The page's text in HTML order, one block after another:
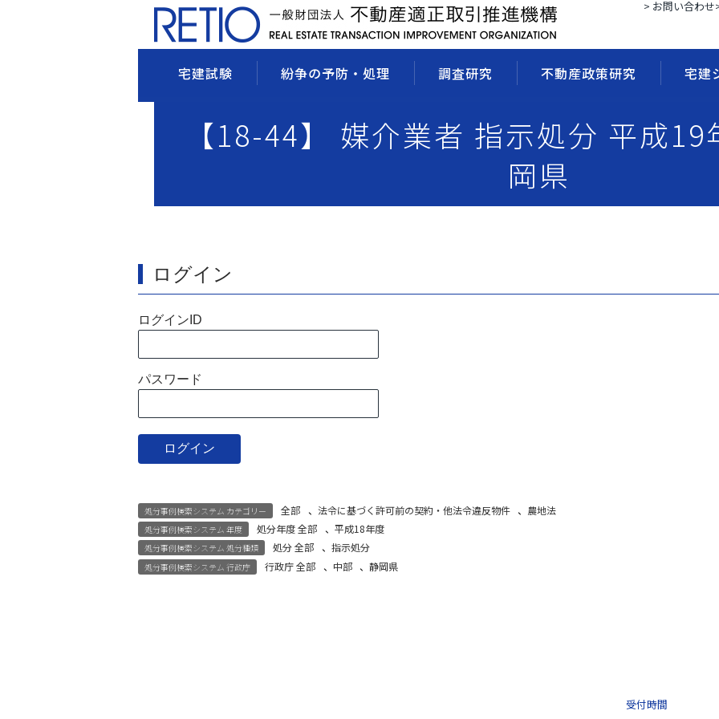
> お問い合わせ
宅建試験 紛争の予防・処理 調査研究 不動産政策研究 宅建
【18-44】 媒介業者 指示処分 平成
岡県
ログイン
ログインID
パスワード
処分事例検索システム カテゴリー 全部 、 法令に基づく許可前の契約・他法令違反物件 、 農地法
処分事例検索システム 年度 処分年度 全部 、 平成18年度
処分事例検索システム 処分種類 処分 全部 、 指示処分
処分事例検索システム 行政庁 行政庁 全部 、 中部 、静岡県
受付時間